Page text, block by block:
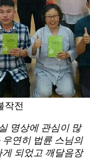
작전
명상에 관심이 많
연히 법륜 스님의
되었고 깨달음장